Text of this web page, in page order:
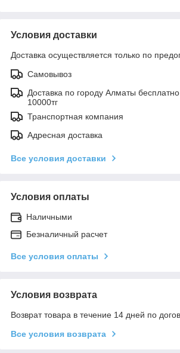
Условия доставки
Доставка осуществляется только по
Самовывоз
Доставка по городу Алматы
10000тг
Транспортная компания
Адресная доставка
Все условия доставки
Условия оплаты
Наличными
Безналичный расчет
Все условия оплаты
Условия возврата
Возврат товара в течение 14 дней по
Все условия возврата